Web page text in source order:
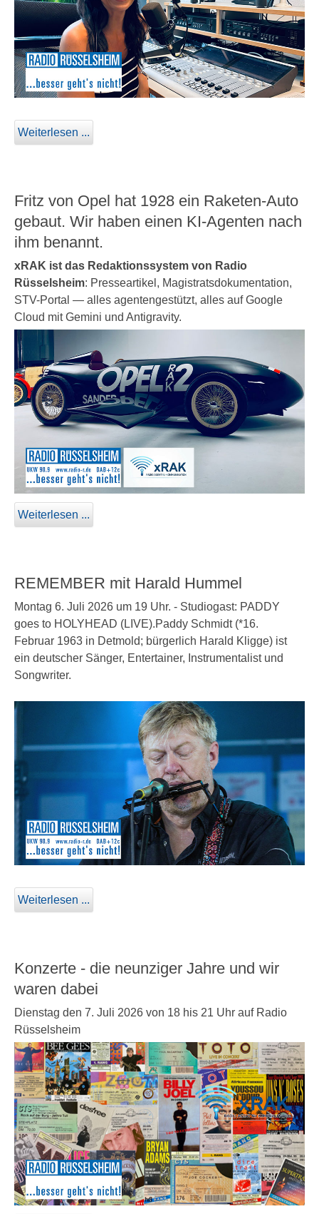
Weiterlesen ...
Fritz von Opel hat 1928 ein Raketen-Auto
gebaut. Wir haben einen KI-Agenten nach
ihm benannt.
xRAK ist das Redaktionssystem von Radio
Rüsselsheim: Presseartikel, Magistratsdokumentation,
STV-Portal — alles agentengestützt, alles auf Google
Cloud mit Gemini und Antigravity.
Weiterlesen ...
REMEMBER mit Harald Hummel
Montag 6. Juli 2026 um 19 Uhr. - Studiogast: PADDY
goes to HOLYHEAD (LIVE).Paddy Schmidt (*16.
Februar 1963 in Detmold; bürgerlich Harald Kligge) ist
ein deutscher Sänger, Entertainer, Instrumentalist und
Songwriter.
Weiterlesen ...
Konzerte - die neunziger Jahre und wir
waren dabei
Dienstag den 7. Juli 2026 von 18 his 21 Uhr auf Radio
Rüsselsheim